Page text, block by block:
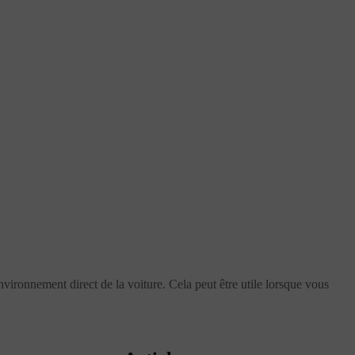
direct de la voiture. Cela peut être utile lorsque vous